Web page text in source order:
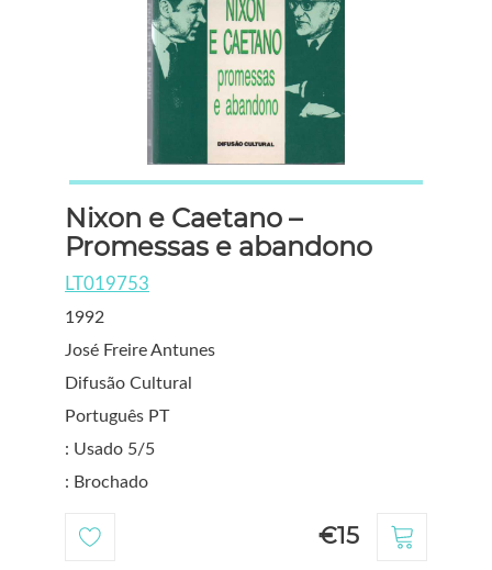
Nixon e Caetano –
Promessas e abandono
LT019753
1992
José Freire Antunes
Difusão Cultural
Português PT
: Usado 5/5
: Brochado
€15